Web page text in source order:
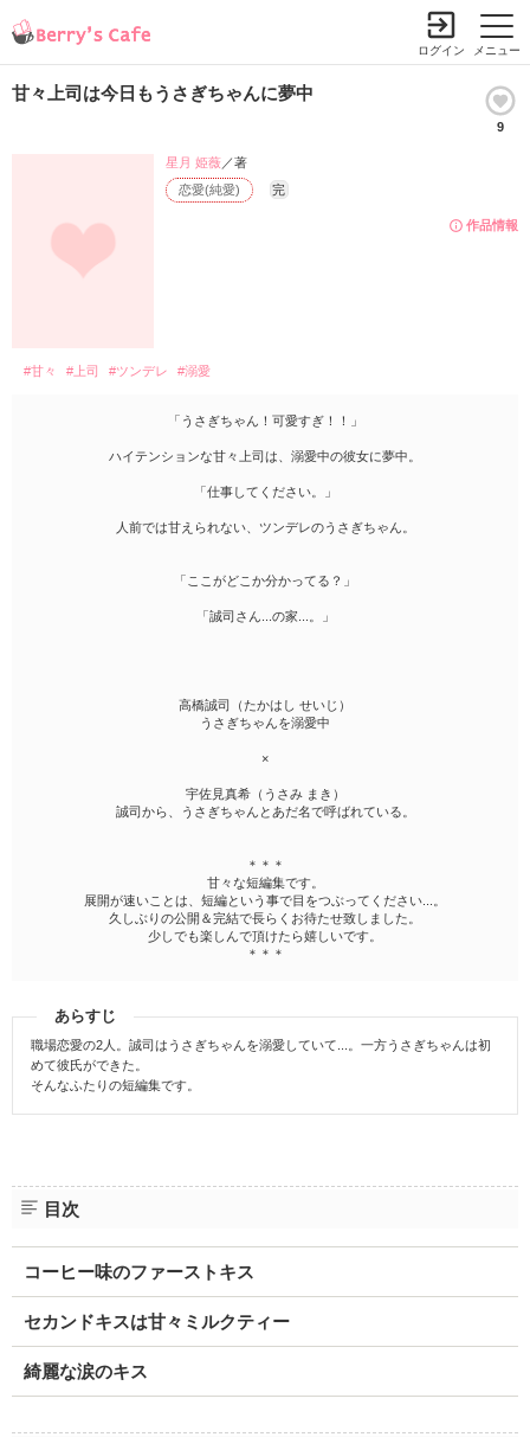
メニュー
ログイン
甘々上司は今日もうさぎちゃんに夢中
9
作品情報
恋愛(純愛) 完
星月 姫薇／著
#甘々 #上司 #ツンデレ #溺愛
「うさぎちゃん！可愛すぎ！！」
ハイテンションな甘々上司は、溺愛中の彼女に夢中。
「仕事してください。」
人前では甘えられない、ツンデレのうさぎちゃん。
「ここがどこか分かってる？」
「誠司さん...の家...。」
高橋誠司（たかはし せいじ）
うさぎちゃんを溺愛中
×
宇佐見真希（うさみ まき）
誠司から、うさぎちゃんとあだ名で呼ばれている。
＊＊＊
甘々な短編集です。
展開が速いことは、短編という事で目をつぶってください...。
久しぶりの公開＆完結で長らくお待たせ致しました。
少しでも楽しんで頂けたら嬉しいです。
＊＊＊
あらすじ
職場恋愛の2人。誠司はうさぎちゃんを溺愛していて...。一方うさぎちゃんは初
めて彼氏ができた。
そんなふたりの短編集です。
目次
コーヒー味のファーストキス
セカンドキスは甘々ミルクティー
綺麗な涙のキス